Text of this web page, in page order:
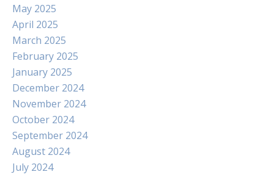
May 2025
April 2025
March 2025
February 2025
January 2025
December 2024
November 2024
October 2024
September 2024
August 2024
July 2024